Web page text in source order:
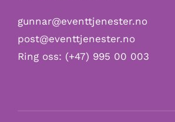
gunnar@eventtjenester.no
post@eventtjenester.no
Ring oss: (+47) 995 00 003